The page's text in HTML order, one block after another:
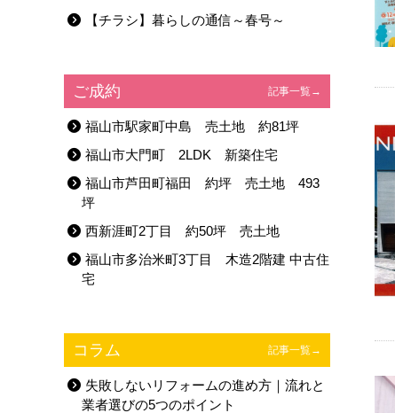
【チラシ】暮らしの通信～春号～
ご成約 記事一覧→
福山市駅家町中島 売土地 約81坪
福山市大門町 2LDK 新築住宅
福山市芦田町福田 約坪 売土地 493
坪
西新涯町2丁目 約50坪 売土地
福山市多治米町3丁目 木造2階建 中古住
宅
コラム 記事一覧→
失敗しないリフォームの進め方｜流れと
業者選びの5つのポイント